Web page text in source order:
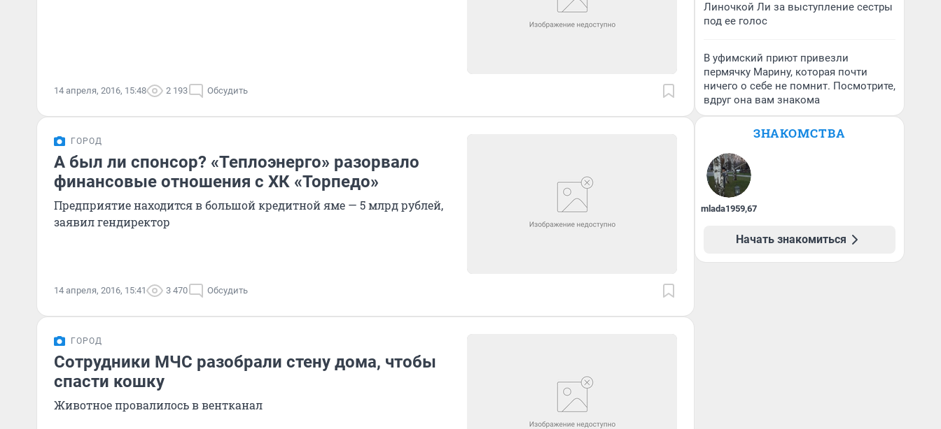
14 апреля, 2016, 15:48 2 193 Обсудить
ГОРОД
А был ли спонсор? «Теплоэнерго» разорвало
финансовые отношения с ХК «Торпедо»
Предприятие находится в большой кредитной яме — 5 млрд рублей,
заявил гендиректор
14 апреля, 2016, 15:41 3 470 Обсудить
ГОРОД
Сотрудники МЧС разобрали стену дома, чтобы
спасти кошку
Животное провалилось в вентканал
Линочкой Ли за выступление сестры
под ее голос
В уфимский приют привезли
пермячку Марину, которая почти
ничего о себе не помнит. Посмотрите,
вдруг она вам знакома
ЗНАКОМСТВА
mlada1959,67
Начать знакомиться